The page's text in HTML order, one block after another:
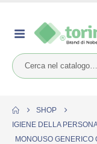
SHOP
IGIENE DELLA
MONOUSO GENERICO